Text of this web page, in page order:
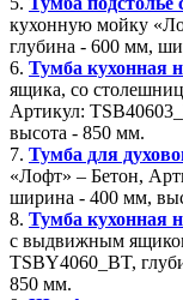
кухонную мойку
глубина - 600 мм,
6. Тумба кухонная
ящика, со
Артикул:
высота - 850 мм.
7. Тумба для
«Лофт» – Бетон,
ширина - 400 мм,
8. Тумба кухонная
с выдвижным
TSBY4060_BT,
850 мм.